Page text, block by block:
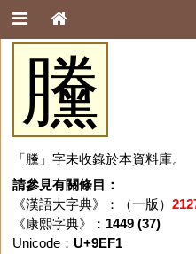
黱
「黱」字未收錄於本資料庫。
請參見有關條目：
《漢語大字典》：（一版）
《康熙字典》： 1449 (37)
Unicode： U+9EF1